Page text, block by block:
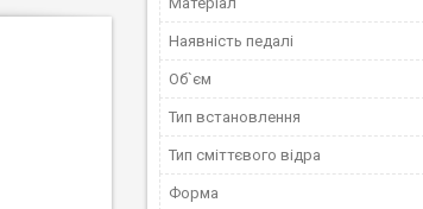
Наявність педалі
Об`єм
Тип встановлення
Тип сміттєвого відра
Форма